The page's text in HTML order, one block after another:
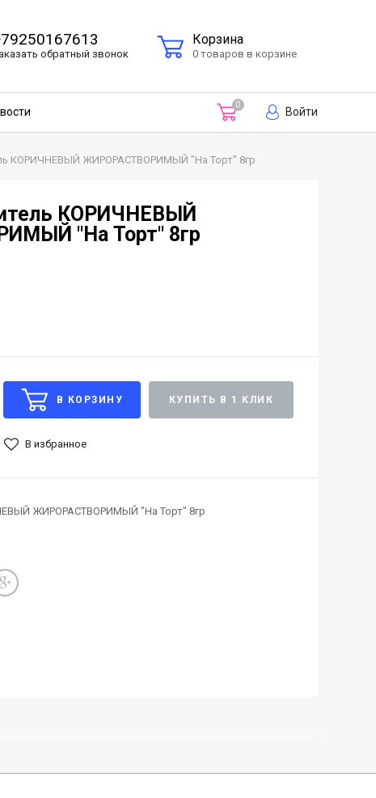
обратный звонок
Корзина
0 товаров в корзине
0 Войти
КОРИЧНЕВЫЙ ЖИРОРАСТВОРИМЫЙ "На Торт" 8гр
КОРИЧНЕВЫЙ
"На Торт" 8гр
В КОРЗИНУ КУПИТЬ В 1 КЛИК
В избранное
ЖИРОРАСТВОРИМЫЙ "На Торт" 8гр